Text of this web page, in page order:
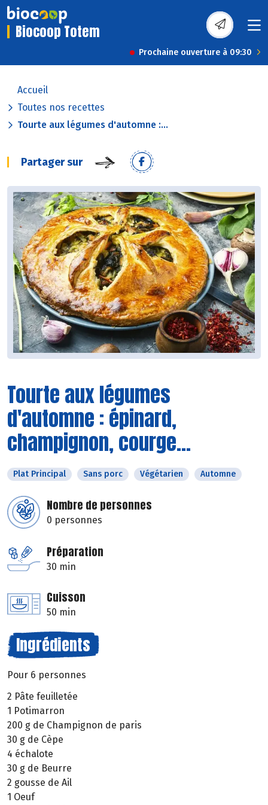
Biocoop Totem
Prochaine ouverture à 09:30
Accueil
Toutes nos recettes
Tourte aux légumes d'automne :...
Partager sur
Tourte aux légumes
d'automne : épinard,
champignon, courge...
Plat Principal Sans porc Végétarien Automne
Nombre de personnes
0 personnes
Préparation
30 min
Cuisson
50 min
Ingrédients
Pour 6 personnes
2 Pâte feuilletée
1 Potimarron
200 g de Champignon de paris
30 g de Cèpe
4 échalote
30 g de Beurre
2 gousse de Ail
1 Oeuf